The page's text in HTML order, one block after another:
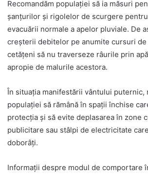
Recomandăm populaţiei să ia măsuri
șanțurilor și rigolelor de scurgere
evacuării normale a apelor pluviale. De
creșterii debitelor pe anumite cursuri de
cetățeni să nu traverseze râurile prin
apropie de malurile acestora.
În situația manifestării vântului puternic,
populației să rămână în spații închise
protecția și să evite deplasarea în zone
publicitare sau stâlpi de electricitate
doborâți.
Informații despre modul de comportare